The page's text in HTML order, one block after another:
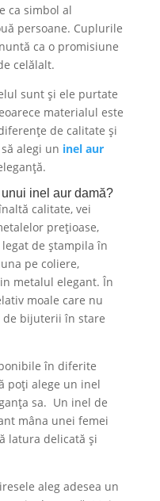
ca simbol al
persoane. Cuplurile
ca o promisiune
celălalt.
sunt și ele purtate
materialul este
de calitate și
alegi un inel aur
inel aur damă?
calitate, vei
prețioase,
de ștampila în
pe coliere,
metalul elegant. În
moale care nu
bijuterii în stare
în diferite
poți alege un inel
sa. Un inel de
mâna unei femei
latura delicată și
aleg adesea un